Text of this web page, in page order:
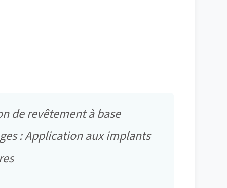
de revêtement à base
: Application aux implants